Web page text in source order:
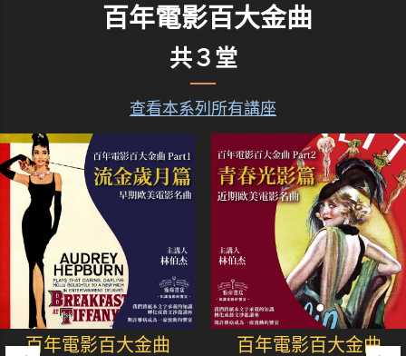
百年電影百大金曲
共３堂
查看本系列所有講座
百年電影百大金曲
百年電影百大金曲